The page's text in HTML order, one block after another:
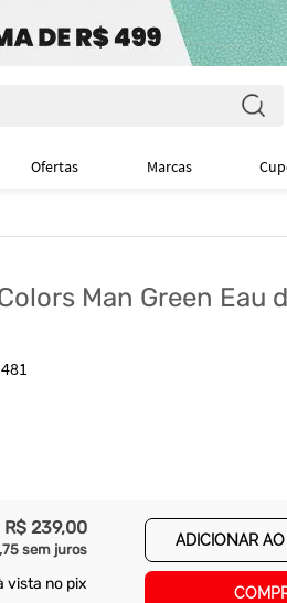
Ofertas Marcas
Man Green Eau
R$ 239,00
,75 sem juros
vista no pix
ADICIONAR